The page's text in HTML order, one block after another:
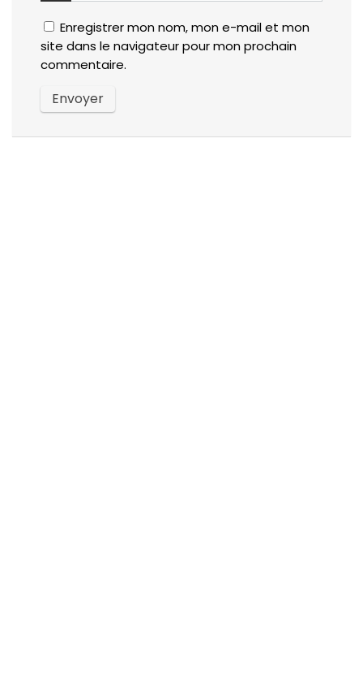
Enregistrer mon nom, mon e-mail et mon
site dans le navigateur pour mon prochain
commentaire.